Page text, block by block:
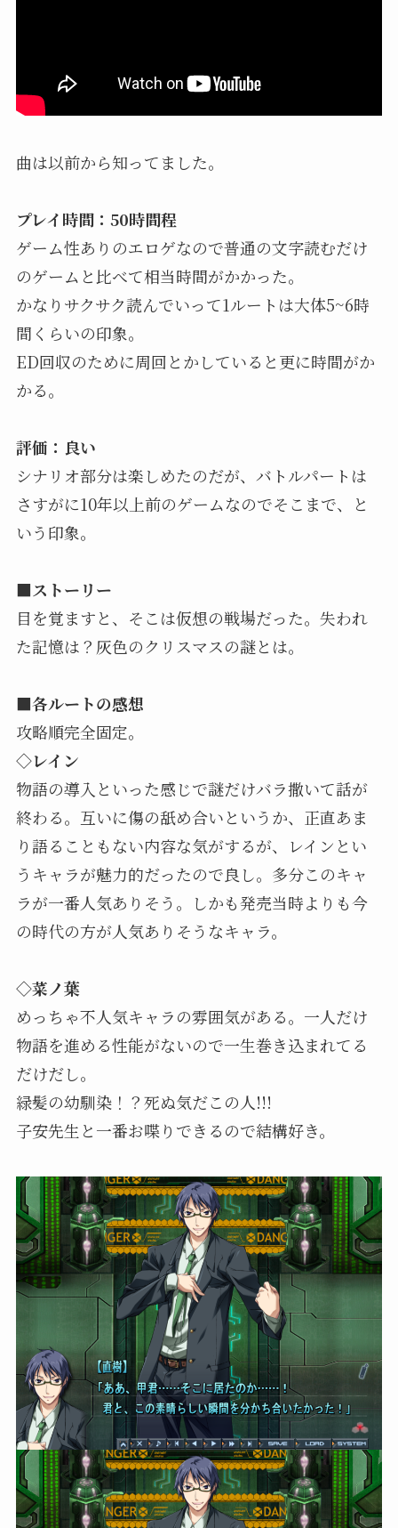
曲は以前から知ってました。
プレイ時間：50時間程
ゲーム性ありのエロゲなので普通の文字読むだけ
のゲームと比べて相当時間がかかった。
かなりサクサク読んでいって1ルートは大体5~6時
間くらいの印象。
ED回収のために周回とかしていると更に時間がか
かる。
評価：良い
シナリオ部分は楽しめたのだが、バトルパートは
さすがに10年以上前のゲームなのでそこまで、と
いう印象。
■ストーリー
目を覚ますと、そこは仮想の戦場だった。失われ
た記憶は？灰色のクリスマスの謎とは。
■各ルートの感想
攻略順完全固定。
◇レイン
物語の導入といった感じで謎だけバラ撒いて話が
終わる。互いに傷の舐め合いというか、正直あま
り語ることもない内容な気がするが、レインとい
うキャラが魅力的だったので良し。多分このキャ
ラが一番人気ありそう。しかも発売当時よりも今
の時代の方が人気ありそうなキャラ。
◇菜ノ葉
めっちゃ不人気キャラの雰囲気がある。一人だけ
物語を進める性能がないので一生巻き込まれてる
だけだし。
緑髪の幼馴染！？死ぬ気だこの人!!!
子安先生と一番お喋りできるので結構好き。